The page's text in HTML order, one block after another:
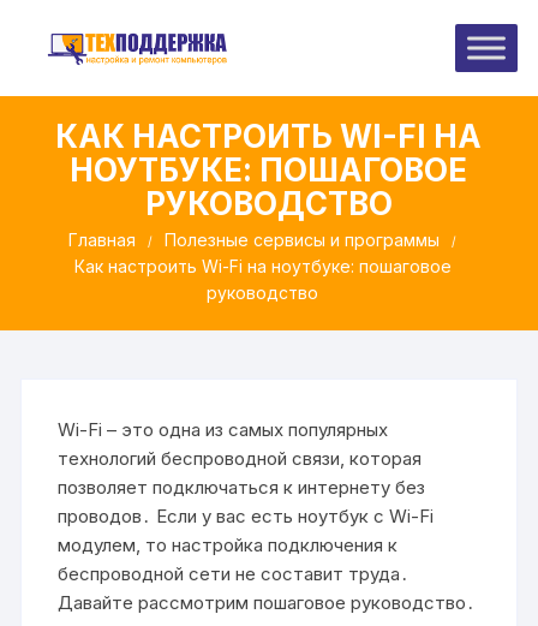
содержимому
КАК НАСТРОИТЬ WI-FI НА
НОУТБУКЕ: ПОШАГОВОЕ
РУКОВОДСТВО
Главная
Полезные сервисы и программы
Как настроить Wi-Fi на ноутбуке: пошаговое
руководство
Wi-Fi – это одна из самых популярных
технологий беспроводной связи, которая
позволяет подключаться к интернету без
проводов․ Если у вас есть ноутбук с Wi-Fi
модулем, то настройка подключения к
беспроводной сети не составит труда․
Давайте рассмотрим пошаговое руководство․